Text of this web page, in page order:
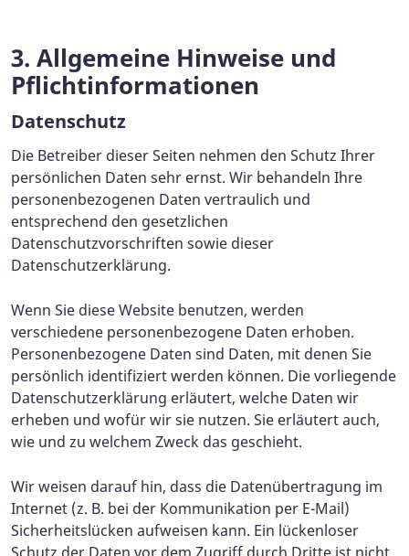
3. Allgemeine Hinweise und
Pflicht­informationen
Datenschutz
Die Betreiber dieser Seiten nehmen den Schutz Ihrer
persönlichen Daten sehr ernst. Wir behandeln Ihre
personenbezogenen Daten vertraulich und
entsprechend den gesetzlichen
Datenschutzvorschriften sowie dieser
Datenschutzerklärung.
Wenn Sie diese Website benutzen, werden
verschiedene personenbezogene Daten erhoben.
Personenbezogene Daten sind Daten, mit denen Sie
persönlich identifiziert werden können. Die vorliegende
Datenschutzerklärung erläutert, welche Daten wir
erheben und wofür wir sie nutzen. Sie erläutert auch,
wie und zu welchem Zweck das geschieht.
Wir weisen darauf hin, dass die Datenübertragung im
Internet (z. B. bei der Kommunikation per E-Mail)
Sicherheitslücken aufweisen kann. Ein lückenloser